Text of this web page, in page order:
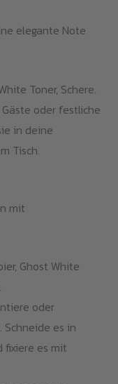
elegante Note
Toner, Schere.
oder festliche
in deine
Tisch.
mit
Ghost White
oder
es in
fixiere es mit